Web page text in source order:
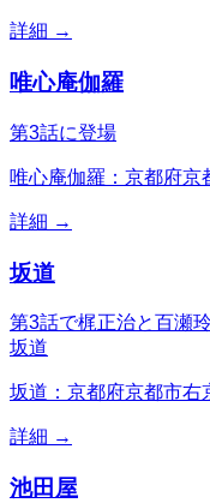
詳細 →
唯心庵伽羅
第3話に登場
唯心庵伽羅：京都府京
詳細 →
坂道
第3話で梶正治と百瀬
坂道
坂道：京都府京都市右
詳細 →
池田屋